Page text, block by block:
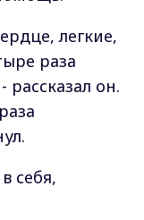
легкие,
раза
он.
себя,